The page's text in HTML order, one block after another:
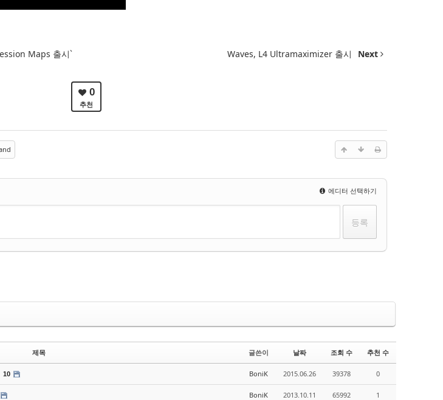
Maps 출시` Waves, L4 Ultramaximizer 출시 Next
0
추천
에디터 선택하기
제목 글쓴이 날짜 조회 수 추천 수
10 BoniK 2015.06.26 39378 0
BoniK 2013.10.11 65992 1